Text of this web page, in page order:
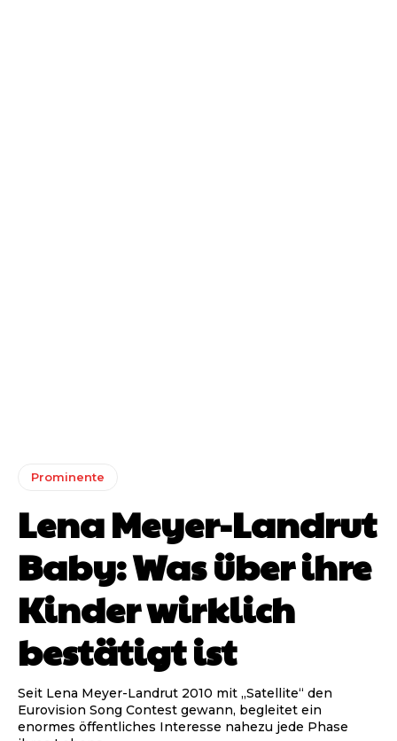
Prominente
Lena Meyer-Landrut
Baby: Was über ihre
Kinder wirklich
bestätigt ist
Seit Lena Meyer-Landrut 2010 mit „Satellite“ den
Eurovision Song Contest gewann, begleitet ein
enormes öffentliches Interesse nahezu jede Phase